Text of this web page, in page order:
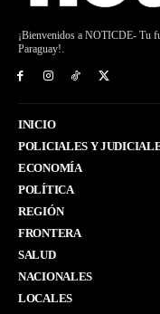
¡Bienvenidos a NOTICDE- Tu
Paraguay!.
INICIO
POLICIALES Y
ECONOMÍA
POLÍTICA
REGIÓN
FRONTERA
SALUD
NACIONALES
LOCALES